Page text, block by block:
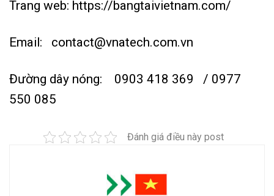
Trang web: https://bangtaivietnam.com/
Email: contact@vnatech.com.vn
Đường dây nóng: 0903 418 369 / 0977
550 085
Đánh giá điều này post